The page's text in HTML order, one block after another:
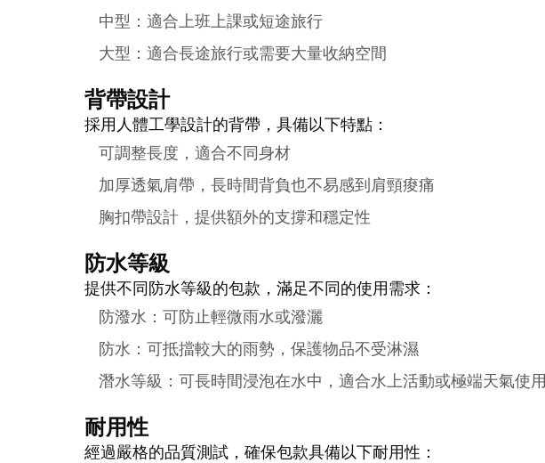
中型：適合上班上課或短途旅行
大型：適合長途旅行或需要大量收納空間
背帶設計
採用人體工學設計的背帶，具備以下特點：
可調整長度，適合不同身材
加厚透氣肩帶，長時間背負也不易感到肩頸痠痛
胸扣帶設計，提供額外的支撐和穩定性
防水等級
提供不同防水等級的包款，滿足不同的使用需求：
防潑水：可防止輕微雨水或潑灑
防水：可抵擋較大的雨勢，保護物品不受淋濕
潛水等級：可長時間浸泡在水中，適合水上活動或極端天氣使用
耐用性
經過嚴格的品質測試，確保包款具備以下耐用性：